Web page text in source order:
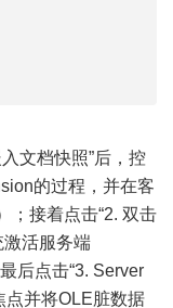
文档快照”后，控
的过程，并在客
；接着点击“2. 双击
激活服务端
后点击“3. Server
点并将OLE脏数据